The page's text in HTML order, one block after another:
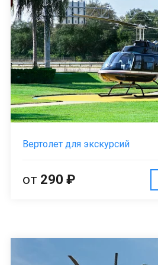
Вертолет для экскурсий
от 290 ₽